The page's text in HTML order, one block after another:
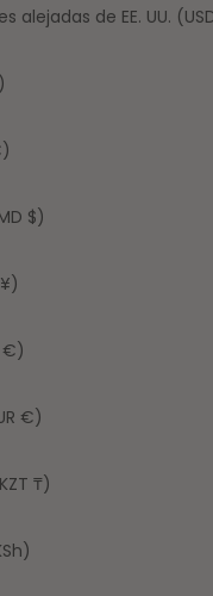
alejadas de EE. UU.
$)
€)
€)
₸)